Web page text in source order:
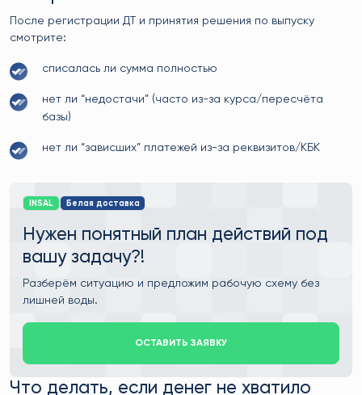
После регистрации ДТ и принятия решения по выпуску
смотрите:
списалась ли сумма полностью
нет ли “недостачи” (часто из-за курса/пересчёта
базы)
нет ли “зависших” платежей из-за реквизитов/КБК
INSAL Белая доставка
Нужен понятный план действий под
вашу задачу?!
Разберём ситуацию и предложим рабочую схему без
лишней воды.
ОСТАВИТЬ ЗАЯВКУ
Что делать, если денег не хватило